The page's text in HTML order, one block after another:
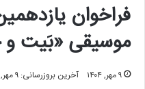
فراخوان
موسیقی «بَیت و
۹ مهر, ۱۴۰۴ آخرین بروزرسانی: ۹ مهر, ۱۴۰۴